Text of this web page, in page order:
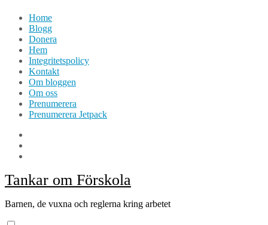
Home
Blogg
Donera
Hem
Integritetspolicy
Kontakt
Om bloggen
Om oss
Prenumerera
Prenumerera Jetpack
Tankar om Förskola
Barnen, de vuxna och reglerna kring arbetet